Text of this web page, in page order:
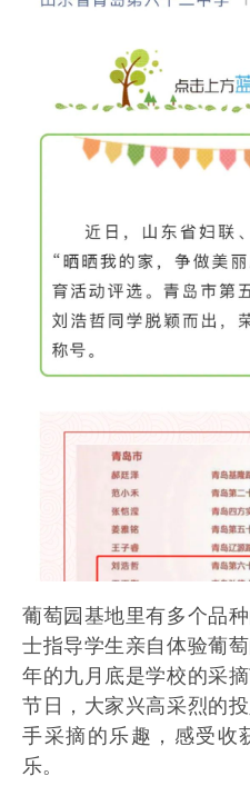
葡萄园基地里有多个品
士指导学生亲自体验葡
年的九月底是学校的采
节日，大家兴高采烈的
手采摘的乐趣，感受收
乐。